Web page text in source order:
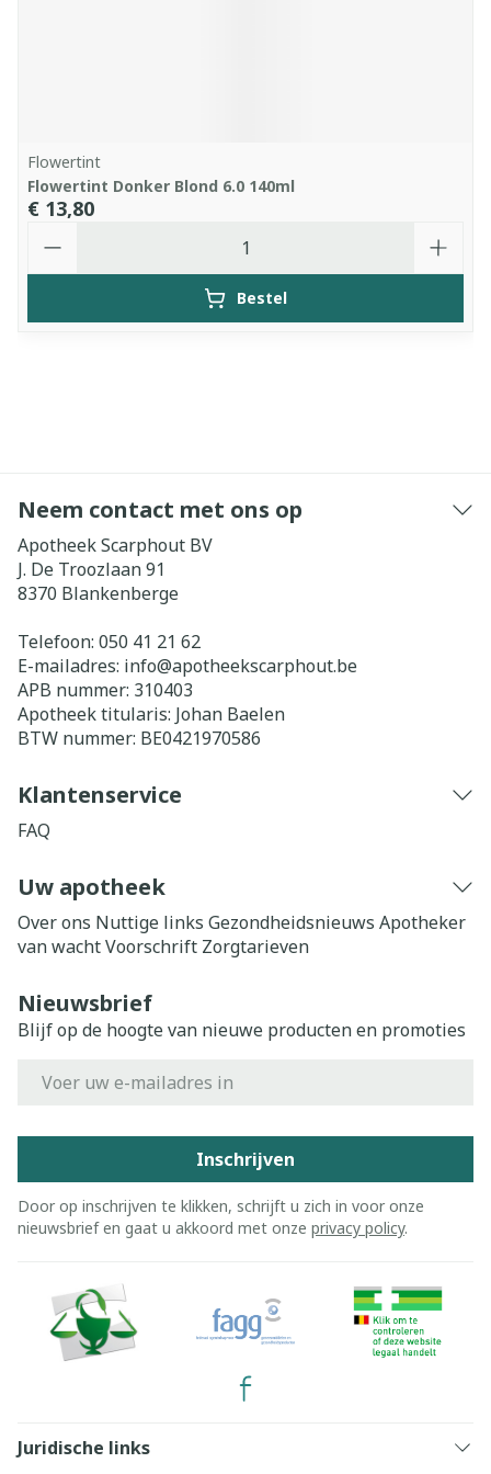
Flowertint
Flowertint Donker Blond 6.0 140ml
€ 13,80
Bestel
Neem contact met ons op
Apotheek Scarphout BV
J. De Troozlaan 91
8370 Blankenberge
Telefoon: 050 41 21 62
E-mailadres: info@apotheekscarphout.be
APB nummer: 310403
Apotheek titularis: Johan Baelen
BTW nummer: BE0421970586
Klantenservice
FAQ
Uw apotheek
Over ons Nuttige links Gezondheidsnieuws Apotheker
van wachtVoorschrift Zorgtarieven
Nieuwsbrief
Blijf op de hoogte van nieuwe producten en promoties
Inschrijven
Door op inschrijven te klikken, schrijft u zich in voor onze
nieuwsbrief en gaat u akkoord met onze privacy policy.
Juridische links